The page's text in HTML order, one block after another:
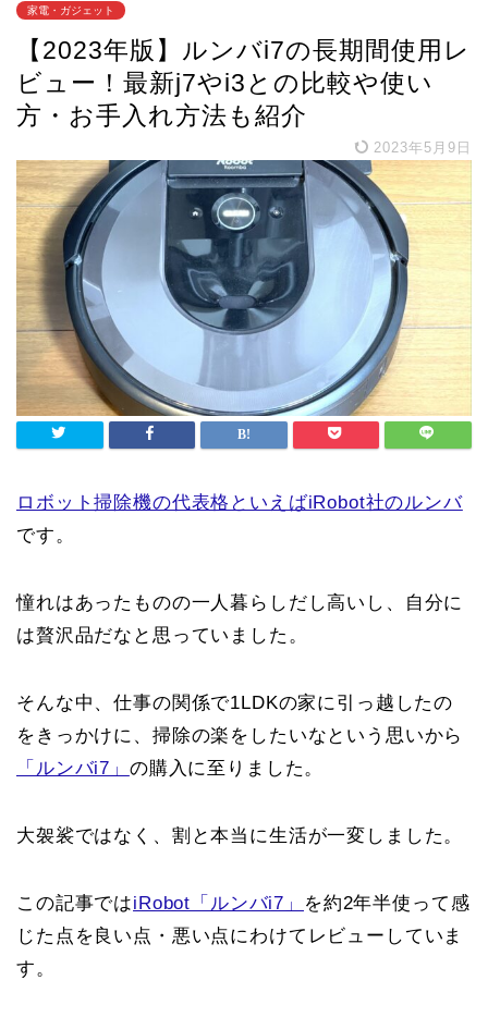
家電・ガジェット
【2023年版】ルンバi7の長期間使用レ
ビュー！最新j7やi3との比較や使い
方・お手入れ方法も紹介
2023年5月9日
ロボット掃除機の代表格といえばiRobot社のルンバ
です。
憧れはあったものの一人暮らしだし高いし、自分に
は贅沢品だなと思っていました。
そんな中、仕事の関係で1LDKの家に引っ越したの
をきっかけに、掃除の楽をしたいなという思いから
「ルンバi7」 の購入に至りました。
大袈裟ではなく、割と本当に生活が一変しました。
この記事ではiRobot「ルンバi7」
を約2年半使って感
じた点を良い点・悪い点にわけてレビューしていま
す。